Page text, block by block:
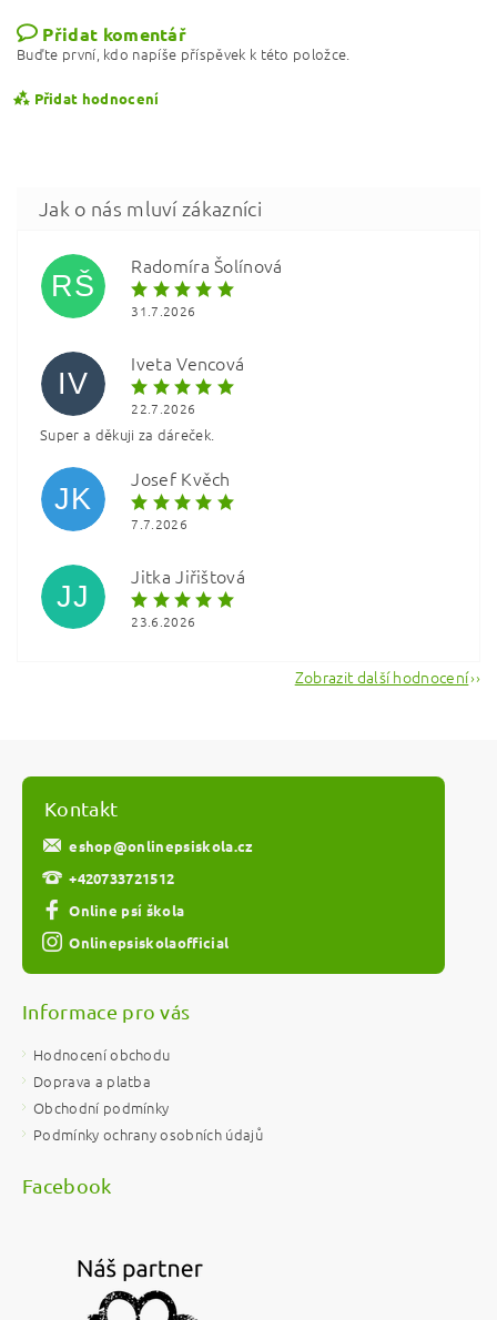
Přidat komentář
Buďte první, kdo napíše příspěvek k této položce.
Přidat hodnocení
Vložením hodnocení souhlasíte s
RŠ
Radomíra Šolínová
31.7.2026
IV
Iveta Vencová
22.7.2026
Super a děkuji za dáreček.
JK
Josef Kvěch
7.7.2026
JJ
Jitka Jiřištová
23.6.2026
Zobrazit další hodnocení
Kontakt
eshop@onlinepsiskola.cz
+420733721512
Online psí škola
Onlinepsiskolaofficial
Informace pro vás
Hodnocení obchodu
Doprava a platba
Obchodní podmínky
Podmínky ochrany osobních údajů
Facebook